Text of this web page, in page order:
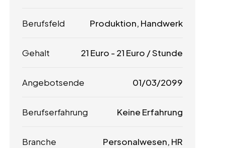
Berufsfeld Produktion, Handwerk
Gehalt 21 Euro - 21 Euro / Stunde
Angebotsende 01/03/2099
Berufserfahrung Keine Erfahrung
Branche Personalwesen, HR